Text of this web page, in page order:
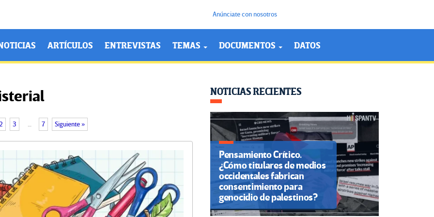
Anúnciate con nosotros
ARTÍCULOS ENTREVISTAS TEMAS DOCUMENTOS DATOS
3 … 7 Siguiente »
NOTICIAS RECIENTES
Pensamiento Crítico.
¿Cómo titulares de medios
occidentales fabrican
consentimiento para
genocidio de palestinos?